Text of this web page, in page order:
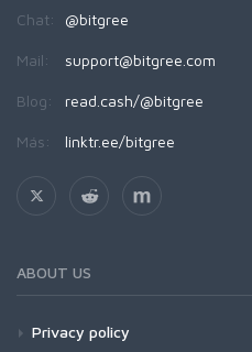
Chat: @bitgree
Mail: support@bitgree.com
Blog: read.cash/@bitgree
Más: linktr.ee/bitgree
ABOUT US
Privacy policy